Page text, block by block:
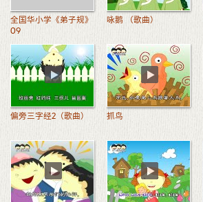
全国华小学《弟子规》
09
咏鹅 （歌曲）
偏旁三字经2（歌曲） 抓鸟